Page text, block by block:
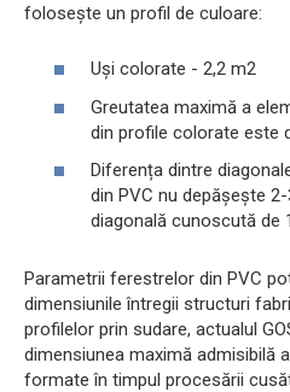
folosește un profil de culoare:
Uși colorate - 2,2 m2
Greutatea maximă a
din profile colorate este
Diferența dintre
din PVC nu depășește
diagonală cunoscută de
Parametrii ferestrelor din PVC
dimensiunile întregii structuri
profilelor prin sudare, actualul
dimensiunea maximă admisibilă
formate în timpul procesării